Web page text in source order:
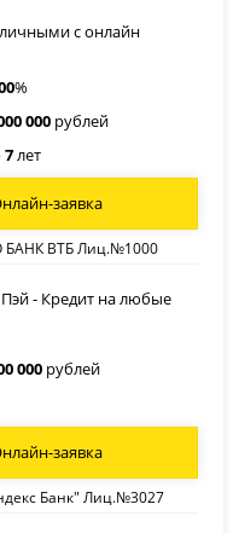
с онлайн
%
000 рублей
7лет
БАНК ВТБ Лиц.№1000
заявка
- Кредит на любые
000 рублей
Банк" Лиц.№3027
заявка